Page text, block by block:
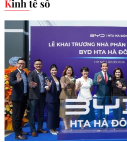
Kinh tế số